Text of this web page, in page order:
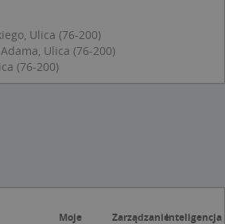
Ulica (76-200)
Ulica (76-200)
(76-200)
Moje ZarządzanieInteligencja
.targeo.pl
CookieScript
.targeo.pl